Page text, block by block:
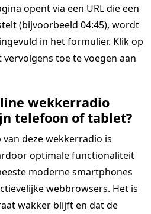
opent via een URL die een
(bijvoorbeeld 04:45), wordt
in het formulier. Klik op
toe te voegen aan
wekkerradio
telefoon of tablet?
deze wekkerradio is
optimale functionaliteit
moderne smartphones
webbrowsers. Het is
wakker blijft en dat de